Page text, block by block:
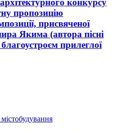
пропозицію
присвяченої
Якима (автора пісні
прилеглої
містобудування